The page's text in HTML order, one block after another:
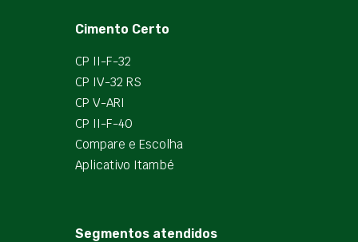
Cimento Certo
CP II-F-32
CP IV-32 RS
CP V-ARI
CP II-F-40
Compare e Escolha
Aplicativo Itambé
Segmentos atendidos